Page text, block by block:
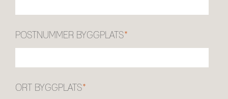
POSTNUMMER BYGGPLATS*
ORT BYGGPLATS*